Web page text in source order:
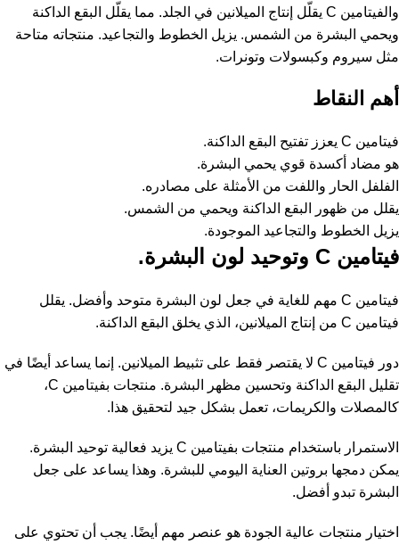
والفيتامين C يقلّل إنتاج الميلانين في الجلد. مما يقلّل البقع الداكنة
ويحمي البشرة من الشمس. يزيل الخطوط والتجاعيد. منتجاته متاحة
مثل سيروم وكبسولات وتونرات.
أهم النقاط
فيتامين C يعزز تفتيح البقع الداكنة.
هو مضاد أكسدة قوي يحمي البشرة.
الفلفل الحار واللفت من الأمثلة على مصادره.
يقلل من ظهور البقع الداكنة ويحمي من الشمس.
يزيل الخطوط والتجاعيد الموجودة.
فيتامين C وتوحيد لون البشرة.
فيتامين C مهم للغاية في جعل لون البشرة متوحد وأفضل. يقلل
فيتامين C من إنتاج الميلانين، الذي يخلق البقع الداكنة.
دور فيتامين C لا يقتصر فقط على تثبيط الميلانين. إنما يساعد أيضًا في
تقليل البقع الداكنة وتحسين مظهر البشرة. منتجات بفيتامين C،
كالمصلات والكريمات، تعمل بشكل جيد لتحقيق هذا.
الاستمرار باستخدام منتجات بفيتامين C يزيد فعالية توحيد البشرة.
يمكن دمجها بروتين العناية اليومي للبشرة. وهذا يساعد على جعل
البشرة تبدو أفضل.
اختيار منتجات عالية الجودة هو عنصر مهم أيضًا. يجب أن تحتوي على